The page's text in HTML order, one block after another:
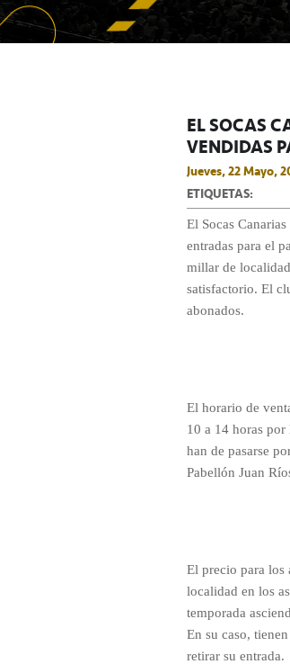
EL SOCAS
VENDIDAS
Jueves, 22 Mayo,
ETIQUETAS:
El Socas
entradas para el
millar de
satisfactorio. El
abonados.
El horario de
10 a 14 horas por
han de pasarse
Pabellón Juan
El precio para los
localidad en los
temporada
En su caso,
retirar su entrada.